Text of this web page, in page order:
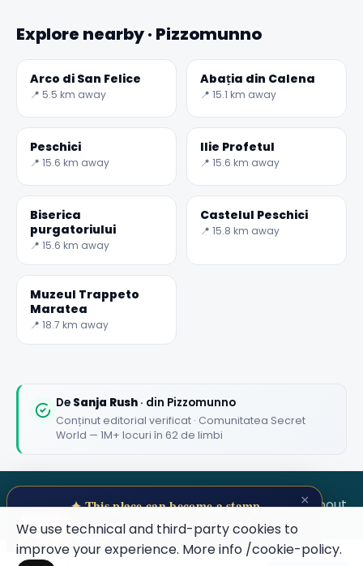
Explore nearby · Pizzomunno
Arco di San Felice
📍 5.5 km away
Abația din Calena
📍 15.1 km away
Peschici
📍 15.6 km away
Ilie Profetul
📍 15.6 km away
Biserica
purgatoriului
📍 15.6 km away
Castelul Peschici
📍 15.8 km away
Muzeul Trappeto
Maratea
📍 18.7 km away
De Sanja Rush · din Pizzomunno
Conținut editorial verificat · Comunitatea Secret
World — 1M+ locuri în 62 de limbi
SECRET WORLD TermsPrivacyAbout
We use technical and third-party cookies to
improve your experience. More info /cookie-policy.
×
✦ This place can become a stamp
Collect secret places in your Secret